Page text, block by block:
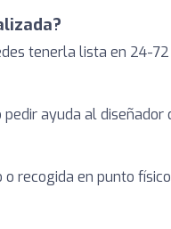
tenerla lista en 24-
ayuda al
recogida en punto